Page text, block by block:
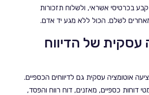
בכרטיסי אשראי, ולשלוח תזכורות
לשלם. הכול ללא מגע יד אדם.
עסקית של הדיווח
אוטומציה עסקית גם לדיווחים הכספיים.
דוחות כספיים, מאזנים, דוח רווח והפסד,